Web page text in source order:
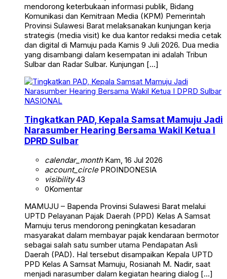
mendorong keterbukaan informasi publik, Bidang
Komunikasi dan Kemitraan Media (KPM) Pemerintah
Provinsi Sulawesi Barat melaksanakan kunjungan kerja
strategis (media visit) ke dua kantor redaksi media cetak
dan digital di Mamuju pada Kamis 9 Juli 2026. Dua media
yang disambangi dalam kesempatan ini adalah Tribun
Sulbar dan Radar Sulbar. Kunjungan […]
NASIONAL
Tingkatkan PAD, Kepala Samsat Mamuju Jadi
Narasumber Hearing Bersama Wakil Ketua I
DPRD Sulbar
calendar_monthKam, 16 Jul 2026
account_circlePROINDONESIA
visibility43
0Komentar
MAMUJU – Bapenda Provinsi Sulawesi Barat melalui
UPTD Pelayanan Pajak Daerah (PPD) Kelas A Samsat
Mamuju terus mendorong peningkatan kesadaran
masyarakat dalam membayar pajak kendaraan bermotor
sebagai salah satu sumber utama Pendapatan Asli
Daerah (PAD). Hal tersebut disampaikan Kepala UPTD
PPD Kelas A Samsat Mamuju, Rosianah M. Nadir, saat
menjadi narasumber dalam kegiatan hearing dialog […]